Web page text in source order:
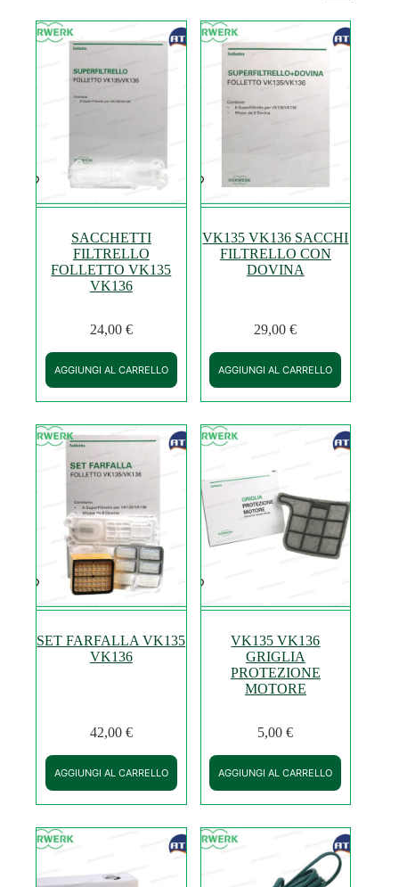
SACCHETTI
FILTRELLO
FOLLETTO VK135
VK136
24,00 €
AGGIUNGI AL CARRELLO
VK135 VK136 SACCHI
FILTRELLO CON
DOVINA
29,00€
AGGIUNGI AL CARRELLO
SET FARFALLA VK135
VK136
42,00 €
AGGIUNGI AL CARRELLO
VK135 VK136
GRIGLIA
PROTEZIONE
MOTORE
5,00€
AGGIUNGI AL CARRELLO